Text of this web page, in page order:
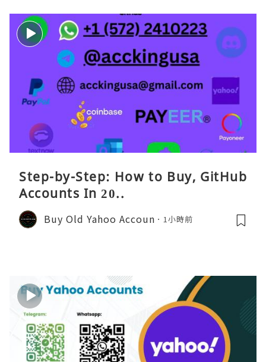
Step-by-Step: How to Buy, GitHub
Accounts In 20..
Buy Old Yahoo Accoun 1小時前